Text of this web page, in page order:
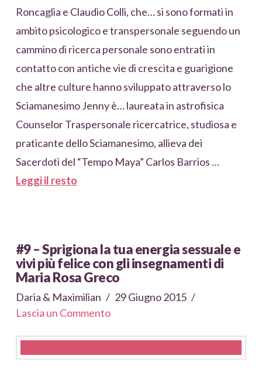
Roncaglia e Claudio Colli, che… si sono formati in
ambito psicologico e transpersonale seguendo un
cammino di ricerca personale sono entrati in
contatto con antiche vie di crescita e guarigione
che altre culture hanno sviluppato attraverso lo
Sciamanesimo Jenny è… laureata in astrofisica
Counselor Traspersonale ricercatrice, studiosa e
praticante dello Sciamanesimo, allieva dei
Sacerdoti del “Tempo Maya” Carlos Barrios …
Leggi il resto
#9 – Sprigiona la tua energia sessuale e
vivi più felice con gli insegnamenti di
Maria Rosa Greco
Daria & Maximilian
29 Giugno 2015
Lascia un Commento